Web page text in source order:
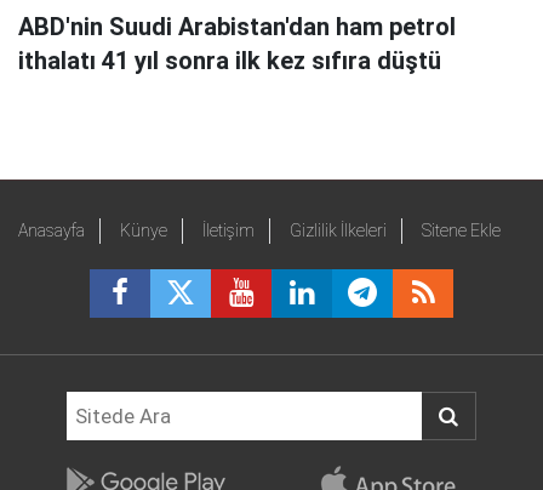
ABD'nin Suudi Arabistan'dan ham petrol
ithalatı 41 yıl sonra ilk kez sıfıra düştü
Anasayfa Künye İletişim Gizlilik İlkeleri Sitene Ekle